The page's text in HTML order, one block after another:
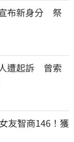
布新身分　祭
遭起訴　曾索
友智商146！獲